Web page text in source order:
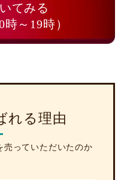
てみる
～19時）
れる理由
売っていただいたのか